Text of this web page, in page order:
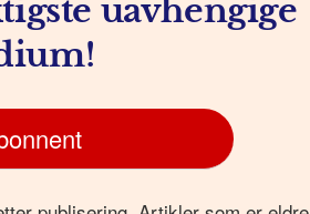
uavhengige